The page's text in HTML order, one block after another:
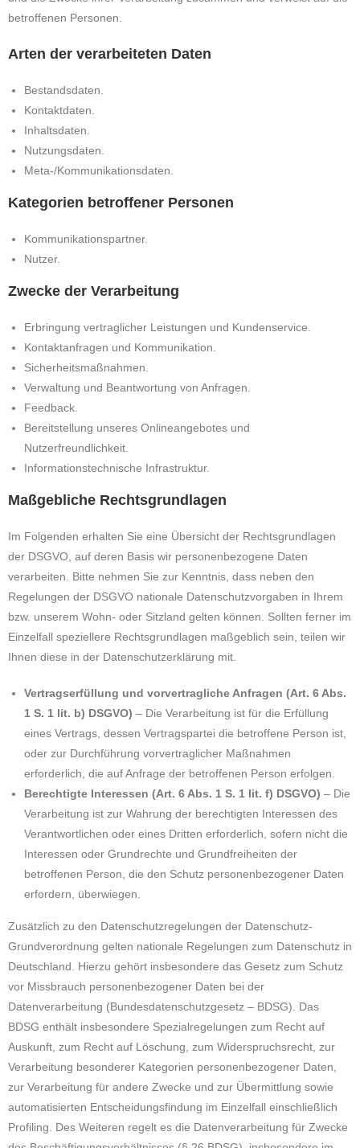
betroffenen Personen.
Arten der verarbeiteten Daten
Bestandsdaten.
Kontaktdaten.
Inhaltsdaten.
Nutzungsdaten.
Meta-/Kommunikationsdaten.
Kategorien betroffener Personen
Kommunikationspartner.
Nutzer.
Zwecke der Verarbeitung
Erbringung vertraglicher Leistungen und Kundenservice.
Kontaktanfragen und Kommunikation.
Sicherheitsmaßnahmen.
Verwaltung und Beantwortung von Anfragen.
Feedback.
Bereitstellung unseres Onlineangebotes und
Nutzerfreundlichkeit.
Informationstechnische Infrastruktur.
Maßgebliche Rechtsgrundlagen
Im Folgenden erhalten Sie eine Übersicht der Rechtsgrundlagen
der DSGVO, auf deren Basis wir personenbezogene Daten
verarbeiten. Bitte nehmen Sie zur Kenntnis, dass neben den
Regelungen der DSGVO nationale Datenschutzvorgaben in Ihrem
bzw. unserem Wohn- oder Sitzland gelten können. Sollten ferner im
Einzelfall speziellere Rechtsgrundlagen maßgeblich sein, teilen wir
Ihnen diese in der Datenschutzerklärung mit.
Vertragserfüllung und vorvertragliche Anfragen (Art. 6 Abs.
1 S. 1 lit. b) DSGVO) – Die Verarbeitung ist für die Erfüllung
eines Vertrags, dessen Vertragspartei die betroffene Person ist,
oder zur Durchführung vorvertraglicher Maßnahmen
erforderlich, die auf Anfrage der betroffenen Person erfolgen.
Berechtigte Interessen (Art. 6 Abs. 1 S. 1 lit. f) DSGVO) – Die
Verarbeitung ist zur Wahrung der berechtigten Interessen des
Verantwortlichen oder eines Dritten erforderlich, sofern nicht die
Interessen oder Grundrechte und Grundfreiheiten der
betroffenen Person, die den Schutz personenbezogener Daten
erfordern, überwiegen.
Zusätzlich zu den Datenschutzregelungen der Datenschutz-
Grundverordnung gelten nationale Regelungen zum Datenschutz in
Deutschland. Hierzu gehört insbesondere das Gesetz zum Schutz
vor Missbrauch personenbezogener Daten bei der
Datenverarbeitung (Bundesdatenschutzgesetz – BDSG). Das
BDSG enthält insbesondere Spezialregelungen zum Recht auf
Auskunft, zum Recht auf Löschung, zum Widerspruchsrecht, zur
Verarbeitung besonderer Kategorien personenbezogener Daten,
zur Verarbeitung für andere Zwecke und zur Übermittlung sowie
automatisierten Entscheidungsfindung im Einzelfall einschließlich
Profiling. Des Weiteren regelt es die Datenverarbeitung für Zwecke